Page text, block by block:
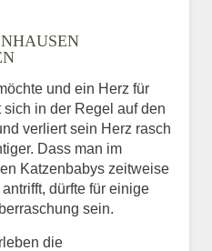
und ein Herz für
in der Regel auf den
verliert sein Herz rasch
Dass man im
Katzenbabys zeitweise
dürfte für einige
sein.
die